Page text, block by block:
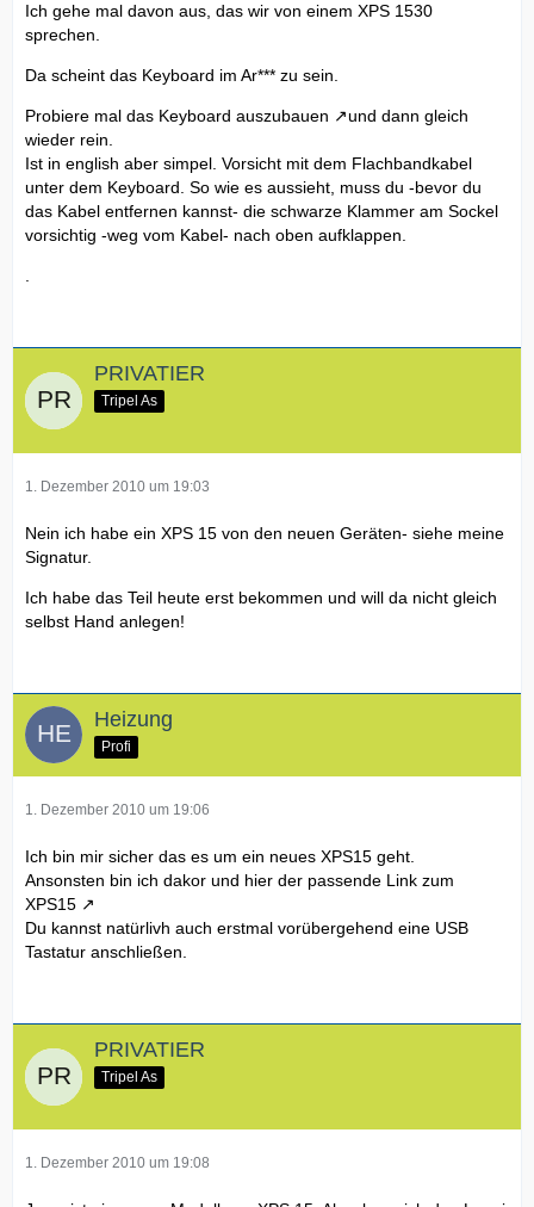
Ich gehe mal davon aus, das wir von einem XPS 1530
sprechen.
Da scheint das Keyboard im Ar*** zu sein.
Probiere mal das Keyboard auszubauen
und dann gleich
wieder rein.
Ist in english aber simpel. Vorsicht mit dem Flachbandkabel
unter dem Keyboard. So wie es aussieht, muss du -bevor du
das Kabel entfernen kannst- die schwarze Klammer am Sockel
vorsichtig -weg vom Kabel- nach oben aufklappen.
.
PRIVATIER
Tripel As
1. Dezember 2010 um 19:03
Nein ich habe ein XPS 15 von den neuen Geräten- siehe meine
Signatur.
Ich habe das Teil heute erst bekommen und will da nicht gleich
selbst Hand anlegen!
Heizung
Profi
1. Dezember 2010 um 19:06
Ich bin mir sicher das es um ein neues XPS15 geht.
Ansonsten bin ich dakor und hier der passende Link zum
XPS15
Du kannst natürlivh auch erstmal vorübergehend eine USB
Tastatur anschließen.
PRIVATIER
Tripel As
1. Dezember 2010 um 19:08